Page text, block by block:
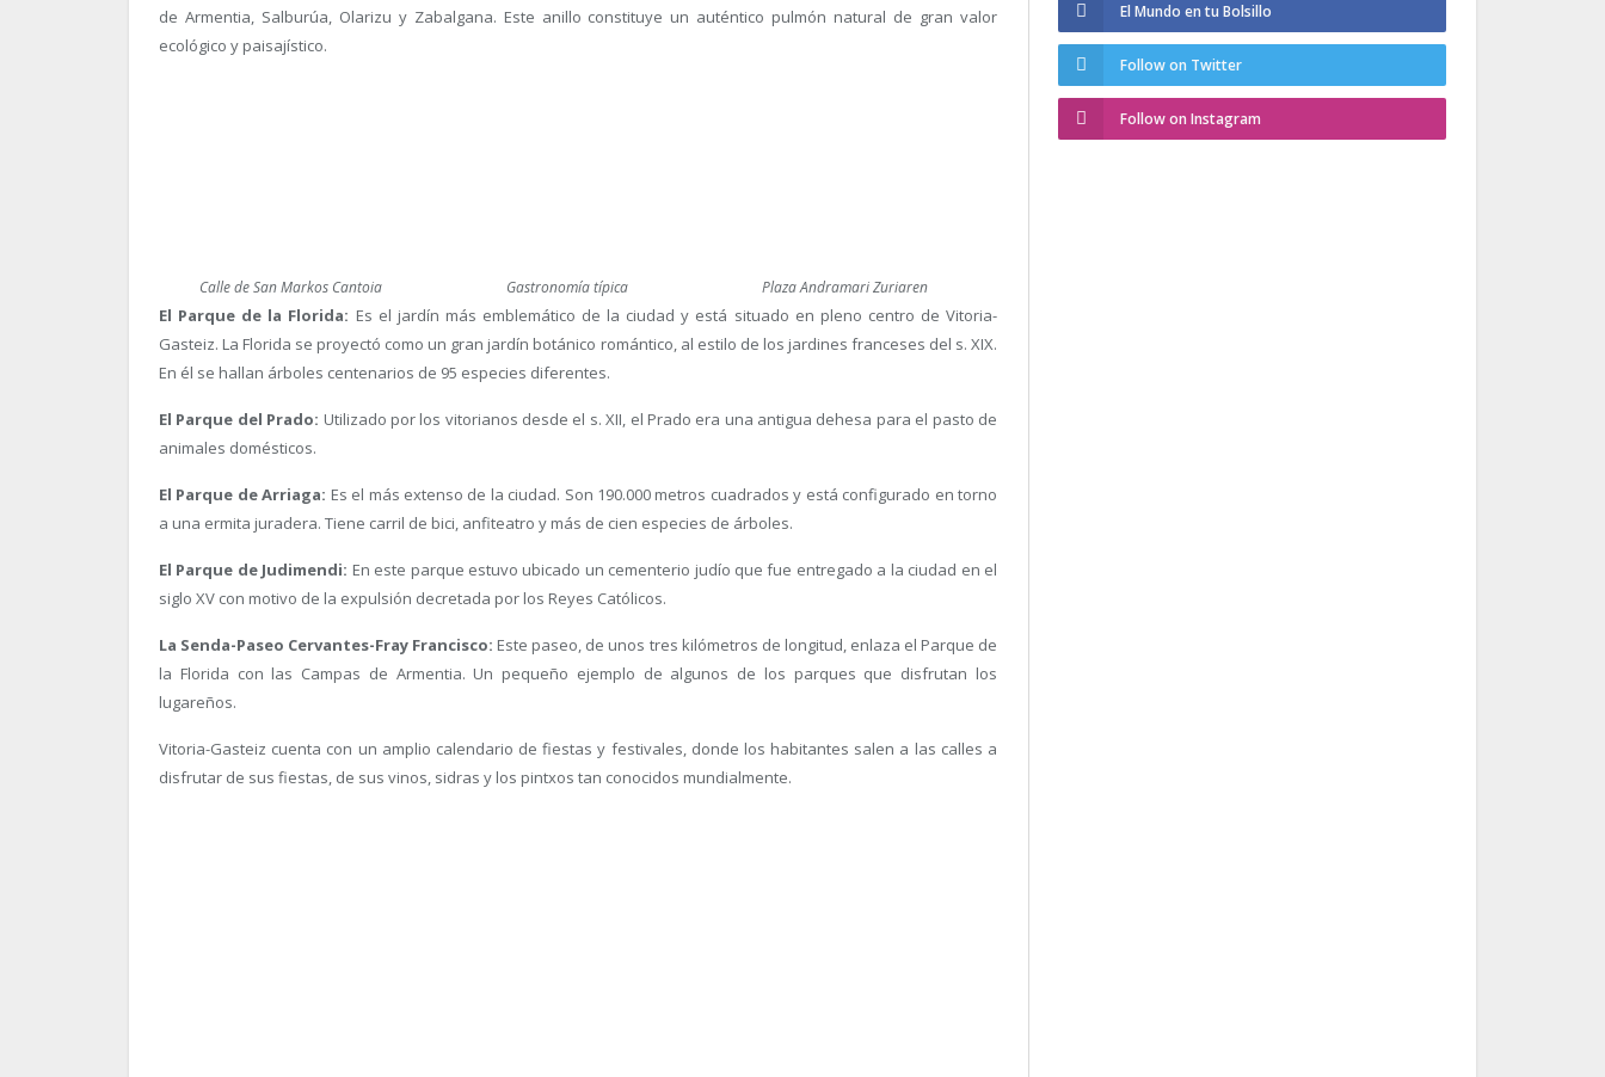
de Armentia, Salburúa, Olarizu y Zabalgana. Este anillo constituye un auténtico pulmón natural de gran valor
ecológico y paisajístico.
Calle de San Markos Cantoia Gastronomía típica Plaza Andramari Zuriaren
El Parque de la Florida: Es el jardín más emblemático de la ciudad y está situado en pleno centro de Vitoria-
Gasteiz. La Florida se proyectó como un gran jardín botánico romántico, al estilo de los jardines franceses del s. XIX.
En él se hallan árboles centenarios de 95 especies diferentes.
El Parque del Prado: Utilizado por los vitorianos desde el s. XII, el Prado era una antigua dehesa para el pasto de
animales domésticos.
El Parque de Arriaga: Es el más extenso de la ciudad. Son 190.000 metros cuadrados y está configurado en torno
a una ermita juradera. Tiene carril de bici, anfiteatro y más de cien especies de árboles.
El Parque de Judimendi: En este parque estuvo ubicado un cementerio judío que fue entregado a la ciudad en el
siglo XV con motivo de la expulsión decretada por los Reyes Católicos.
La Senda-Paseo Cervantes-Fray Francisco: Este paseo, de unos tres kilómetros de longitud, enlaza el Parque de
la Florida con las Campas de Armentia. Un pequeño ejemplo de algunos de los parques que disfrutan los
lugareños.
Vitoria-Gasteiz cuenta con un amplio calendario de fiestas y festivales, donde los habitantes salen a las calles a
disfrutar de sus fiestas, de sus vinos, sidras y los pintxos tan conocidos mundialmente.
El Mundo en tu Bolsillo
Follow on Twitter
Follow on Instagram